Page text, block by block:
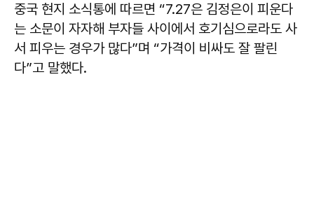
중국 현지 소식통에 따르면 “7.27은 김정은이 피운다
는 소문이 자자해 부자들 사이에서 호기심으로라도 사
서 피우는 경우가 많다”며 “가격이 비싸도 잘 팔린
다”고 말했다.